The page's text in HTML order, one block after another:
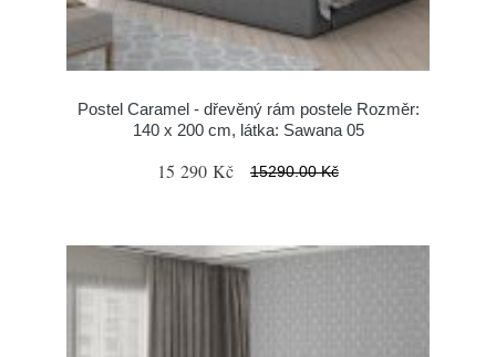
Postel Caramel - dřevěný rám postele Rozměr:
140 x 200 cm, látka: Sawana 05
15 290 Kč 15290.00 Kč